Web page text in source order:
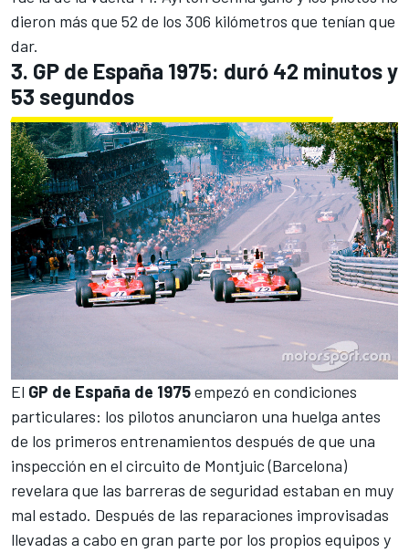
dieron más que 52 de los 306 kilómetros que tenían que
dar.
3. GP de España 1975: duró 42 minutos y
53 segundos
El GP de España de 1975empezó en condiciones
particulares: los pilotos anunciaron una huelga antes
de los primeros entrenamientos después de que una
inspección en el circuito de Montjuic(Barcelona)
revelara que las barreras de seguridad estaban en muy
mal estado. Después de las reparaciones improvisadas
llevadas a cabo en gran parte por los propios equipos y